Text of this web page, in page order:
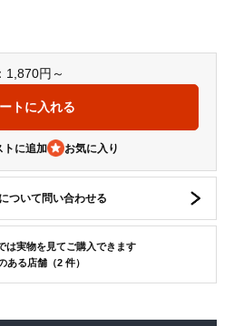
1,870円～
トに追加
ついて問い合わせる
は実物を見てご購入できます
ある店舗（2 件）